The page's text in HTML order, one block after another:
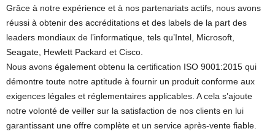
Grâce à notre expérience et à nos partenariats actifs, nous avons
réussi à obtenir des accréditations et des labels de la part des
leaders mondiaux de l’informatique, tels qu’Intel, Microsoft,
Seagate, Hewlett Packard et Cisco.
Nous avons également obtenu la certification ISO 9001:2015 qui
démontre toute notre aptitude à fournir un produit conforme aux
exigences légales et réglementaires applicables. A cela s’ajoute
notre volonté de veiller sur la satisfaction de nos clients en lui
garantissant une offre complète et un service après-vente fiable.